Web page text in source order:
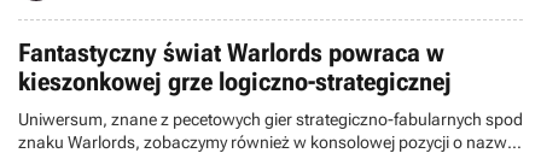
Fantastyczny świat Warlords powraca w
kieszonkowej grze logiczno-strategicznej
Uniwersum, znane z pecetowych gier strategiczno-fabularnych spod
znaku Warlords, zobaczymy również w konsolowej pozycji o nazwie